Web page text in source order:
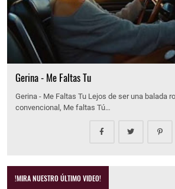
Gerina - Me Faltas Tu
Gerina - Me Faltas Tu Lejos de ser una balada
convencional, Me faltas Tú…
!MIRA NUESTRO ÚLTIMO VIDEO!